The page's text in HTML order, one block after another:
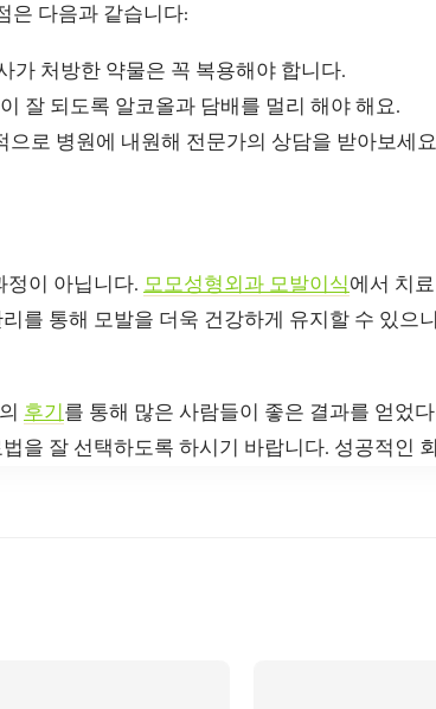
은 다음과 같습니다:
가 처방한 약물은 꼭 복용해야 합니다.
잘 되도록 알코올과 담배를 멀리 해야 해요.
으로 병원에 내원해 전문가의 상담을 받아보세
정이 아닙니다. 모모성형외과 모발이식에서 치
를 통해 모발을 더욱 건강하게 유지할 수 있으
후기 를 통해 많은 사람들이 좋은 결과를 얻었
을 잘 선택하도록 하시기 바랍니다. 성공적인